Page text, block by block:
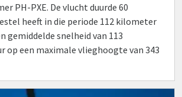
PH-PXE. De vlucht duurde 60
heeft in die periode 112 kilometer
gemiddelde snelheid van 113
op een maximale vlieghoogte van 343